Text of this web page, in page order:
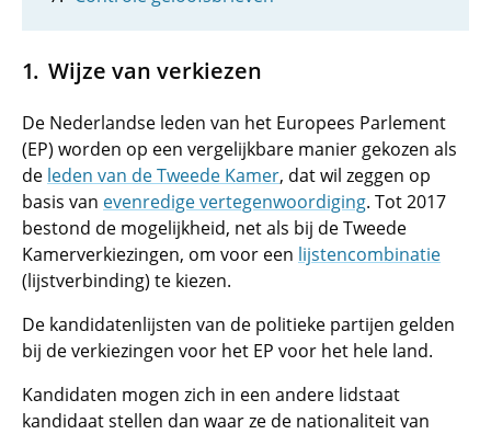
Wijze van verkiezen
De Nederlandse leden van het Europees Parlement
(EP) worden op een vergelijkbare manier gekozen als
de leden van de Tweede Kamer, dat wil zeggen op
basis van evenredige vertegenwoordiging. Tot 2017
bestond de mogelijkheid, net als bij de Tweede
Kamerverkiezingen, om voor een lijstencombinatie
(lijstverbinding) te kiezen.
De kandidatenlijsten van de politieke partijen gelden
bij de verkiezingen voor het EP voor het hele land.
Kandidaten mogen zich in een andere lidstaat
kandidaat stellen dan waar ze de nationaliteit van